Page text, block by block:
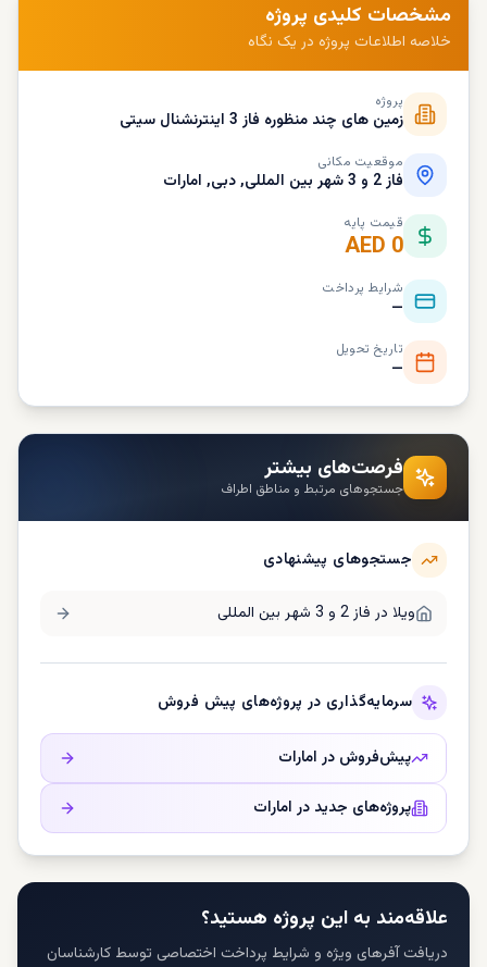
مشخصات کلیدی پروژه
خلاصه اطلاعات پروژه در یک نگاه
پروژه
زمین های چند منظوره فاز 3 اینترنشنال سیتی
موقعیت مکانی
فاز 2 و 3 شهر بین المللی, دبی, امارات
قیمت پایه
AED 0
شرایط پرداخت
—
تاریخ تحویل
—
فرصت‌های بیشتر
جستجوهای مرتبط و مناطق اطراف
جستجوهای پیشنهادی
ویلا در فاز 2 و 3 شهر بین المللی
سرمایه‌گذاری در پروژه‌های پیش فروش
پیش‌فروش در امارات
پروژه‌های جدید در امارات
علاقه‌مند به این پروژه هستید؟
دریافت آفرهای ویژه و شرایط پرداخت اختصاصی توسط کارشناسان